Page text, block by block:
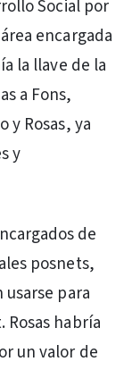
Social por
encargada
la llave de la
a Fons,
y Rosas, ya
y
de
posnets,
para
habría
un valor de